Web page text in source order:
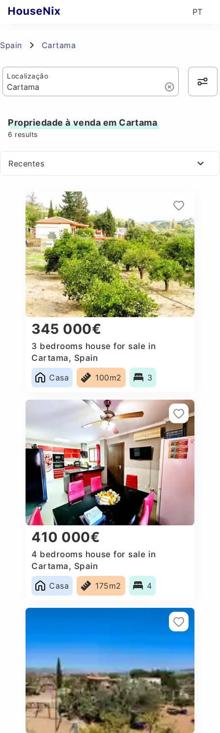
PT
Spain Cartama
Localização
Propriedade à venda em Cartama
6 results
Recentes
345 000€
3 bedrooms house for sale in
Cartama, Spain
Casa
100m2 3
410 000€
4 bedrooms house for sale in
Cartama, Spain
Casa
175m2 4